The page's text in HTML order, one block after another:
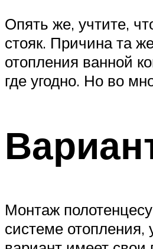
Опять же, учтите,
стояк. Причина та
отопления ванной
где угодно. Но во
Монтаж
системе